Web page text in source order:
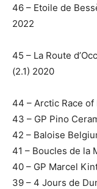
46 – Etoile de
2022
45 – La Route
(2.1) 2020
44 – Arctic Race of
43 – GP Pino
42 – Baloise
41 – Boucles de la
40 – GP Marcel
39 – 4 Jours de